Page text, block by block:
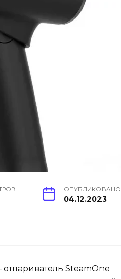
ОПУБЛИКОВАНО
04.12.2023
отпариватель SteamOne